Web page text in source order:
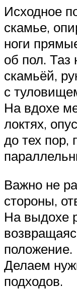
Исходное
скамье,
ноги
об пол. Таз
скамьёй,
с
На вдохе
локтях,
до тех пор,
Важно не
стороны,
На выдохе
положение.
Делаем
подходов.